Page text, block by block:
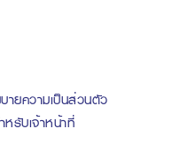
ายความเป็นส่วนตัว
หรับเจ้าหน้าที่